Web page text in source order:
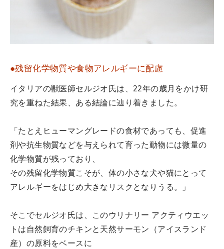
●残留化学物質や食物アレルギーに配慮
イタリアの獣医師セルジオ氏は、22年の歳月をかけ研
究を重ねた結果、ある結論に辿り着きました。
「たとえヒューマングレードの食材であっても、促進
剤や抗生物質などを与えられて育った動物には微量の
化学物質が残っており、
その残留化学物質こそが、体の小さな犬や猫にとって
アレルギーをはじめ大きなリスクとなりうる。」
そこでセルジオ氏は、このウリナリー アクティウエッ
トは自然飼育のチキンと天然サーモン（アイスランド
産）の原料をベースに